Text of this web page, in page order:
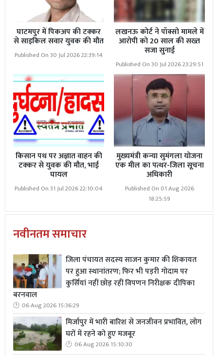
घाटमपुर में पिकअप की टक्कर
से साइकिल सवार युवक की मौत
Published On 30 Jul 2026 22:39:14
लखनऊ कोर्ट ने पॉक्सो मामले में
आरोपी को 20 साल की सख्त
सजा सुनाई
Published On 30 Jul 2026 23:29:51
किसान पथ पर अज्ञात वाहन की
टक्कर से युवक की मौत, भाई
घायल
Published On 31 Jul 2026 22:10:04
मुख्यमंत्री कन्या सुमंगला योजना
एक मील का पत्थर-जिला सूचना
अधिकारी
Published On 01 Aug 2026
18:25:59
नवीनतम समाचार
जिला पंचायत सदस्य साजन कुमार की शिकायत
पर हुआ स्थानांतरण; फिर भी पड़री गोदाम पर
कुर्सियां नहीं छोड़ रहीं विपणन निरीक्षक दीपिका
बरनवाल
06 Aug 2026 15:36:29
मिर्जापुर में भारी बारिश से जनजीवन प्रभावित, लोग
घरों में रहने को हुए मजबूर
06 Aug 2026 15:10:30